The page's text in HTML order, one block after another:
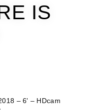
IS
– 6' – HDcam